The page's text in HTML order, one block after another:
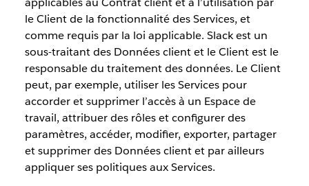
le Client de la fonctionnalité des Services, et
comme requis par la loi applicable. Slack est un
sous-traitant des Données client et le Client est le
responsable du traitement des données. Le Client
peut, par exemple, utiliser les Services pour
accorder et supprimer l’accès à un Espace de
travail, attribuer des rôles et configurer des
paramètres, accéder, modifier, exporter, partager
et supprimer des Données client et par ailleurs
appliquer ses politiques aux Services.